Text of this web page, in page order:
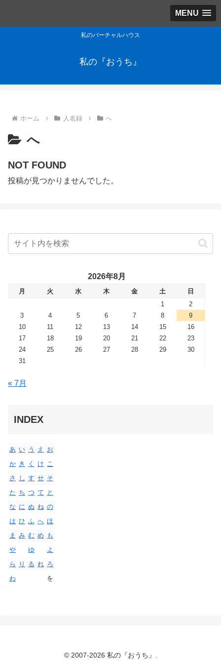
MENU
私のバーチャルハウス
私の『おうち』
ホーム 人名録 へ
へ
NOT FOUND
投稿が見つかりませんでした。
2026年8月
月 火 水 木 金 土
日
1
2
3
4 5 6 7 8
9
10
11 12 13 14 15
16
17
18 19 20 21 22
23
24
25 26 27 28 29
30
31
« 7月
INDEX
あ い う え
お
か き く け こ
さ
し す せ そ
た ち つ て と
な に ぬ ね の
は ひ ふ へ ほ
ま み む め も
や
ゆ
よ
ら
り る れ ろ
わ
を
© 2007-2026 私の『おうち』.